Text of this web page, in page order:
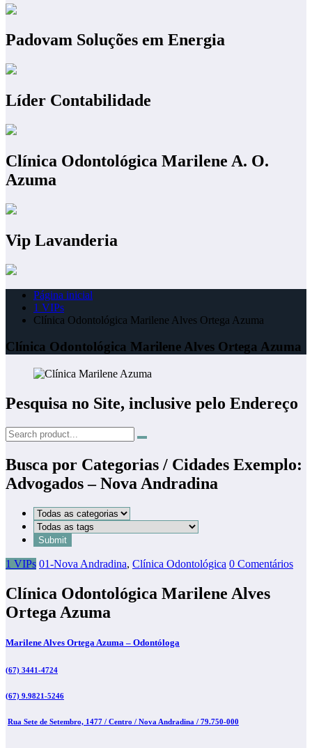
Padovam Soluções em Energia
Líder Contabilidade
Clínica Odontológica Marilene A. O.
Azuma
Vip Lavanderia
Página inicial
1 VIPs
Clínica Odontológica Marilene Alves Ortega Azuma
Clínica Odontológica Marilene Alves Ortega Azuma
Pesquisa no Site, inclusive pelo Endereço
Busca por Categorias / Cidades Exemplo:
Advogados – Nova Andradina
1 VIPs 01-Nova Andradina, Clínica Odontológica 0 Comentários
Clínica Odontológica Marilene Alves
Ortega Azuma
Marilene Alves Ortega Azuma – Odontóloga
(67) 3441-4724
(67) 9.9821-5246
Rua Sete de Setembro, 1477 / Centro / Nova Andradina / 79.750-000